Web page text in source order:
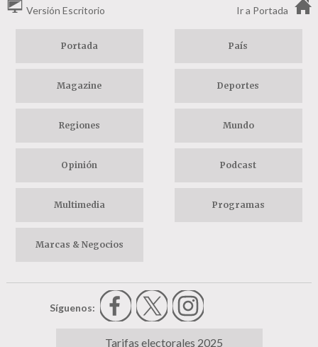
Versión Escritorio Ir a Portada
Portada País
Magazine Deportes
Regiones Mundo
Opinión Podcast
Multimedia Programas
Marcas & Negocios
Síguenos:
Tarifas electorales 2025